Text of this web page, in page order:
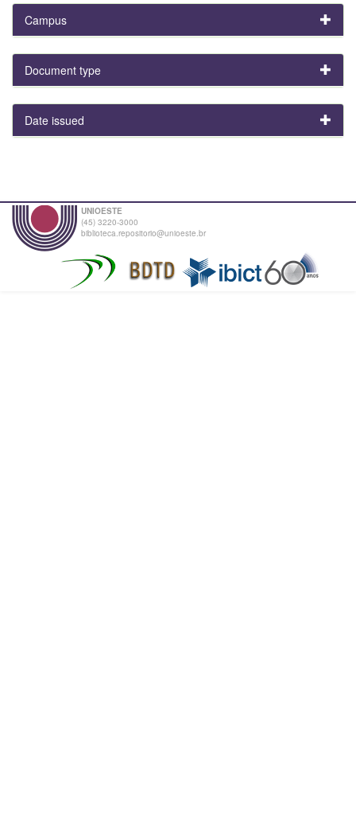
Campus
Document type
Date issued
UNIOESTE
(45) 3220-3000
biblioteca.repositorio@unioeste.br